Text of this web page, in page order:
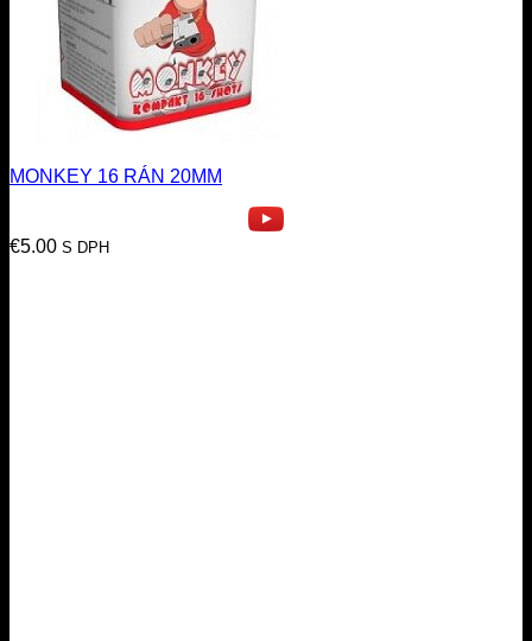
MONKEY 16 RÁN 20MM
€5.00 S DPH